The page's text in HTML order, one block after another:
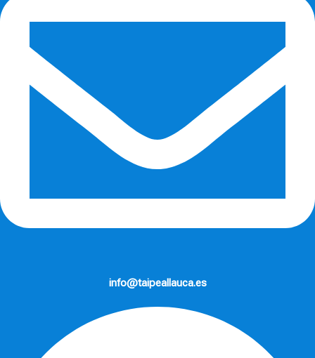
info@taipeallauca.es